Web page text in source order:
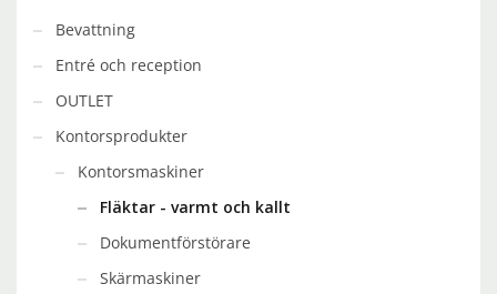
Bevattning
Entré och reception
OUTLET
Kontorsprodukter
Kontorsmaskiner
Fläktar - varmt och kallt
Dokumentförstörare
Skärmaskiner